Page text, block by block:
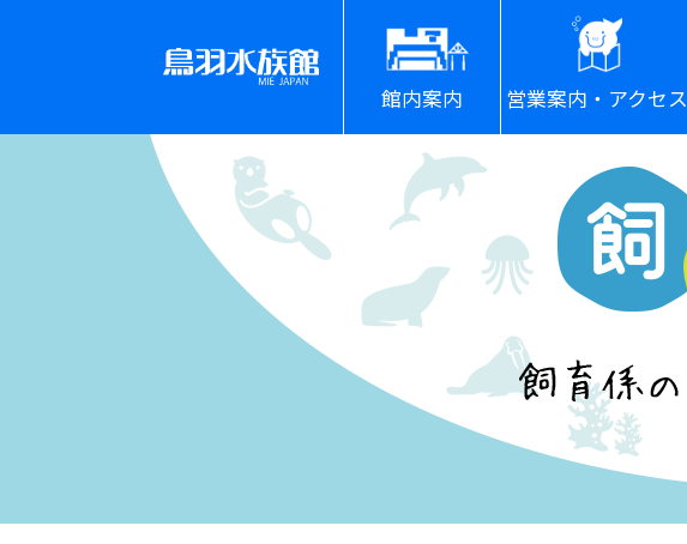
館内案内 営業案内・アクセス